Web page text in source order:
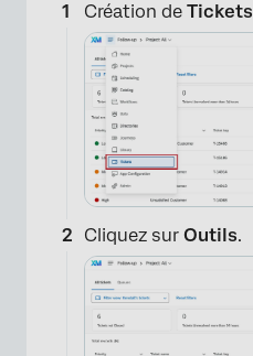
Création de Tickets
Cliquez sur Outils.